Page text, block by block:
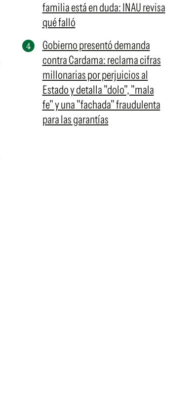
familia está en duda: INAU revisa
qué falló
Gobierno presentó demanda
contra Cardama: reclama cifras
millonarias por perjuicios al
Estado y detalla "dolo", "mala
fe" y una "fachada" fraudulenta
para las garantías